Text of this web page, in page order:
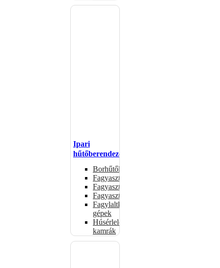
Ipari
hűtőberendezések
Borhűtők
Fagyasztóasztalok
Fagyasztóládák
Fagyasztószekrények
Fagylaltkészítő
gépek
Húsérlelő
kamrák